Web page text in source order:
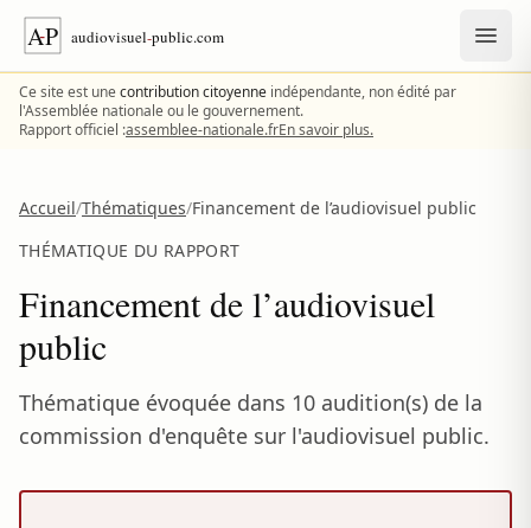
Aller au contenu
Ce site est unecontribution citoyenne indépendante, non édité par
l'Assemblée nationale ou le gouvernement.
Rapport officiel :assemblee-nationale.frEn savoir plus.
Accueil/Thématiques/Financement de l’audiovisuel public
THÉMATIQUE DU RAPPORT
Financement de l’audiovisuel
public
Thématique évoquée dans 10 audition(s) de la
commission d'enquête sur l'audiovisuel public.